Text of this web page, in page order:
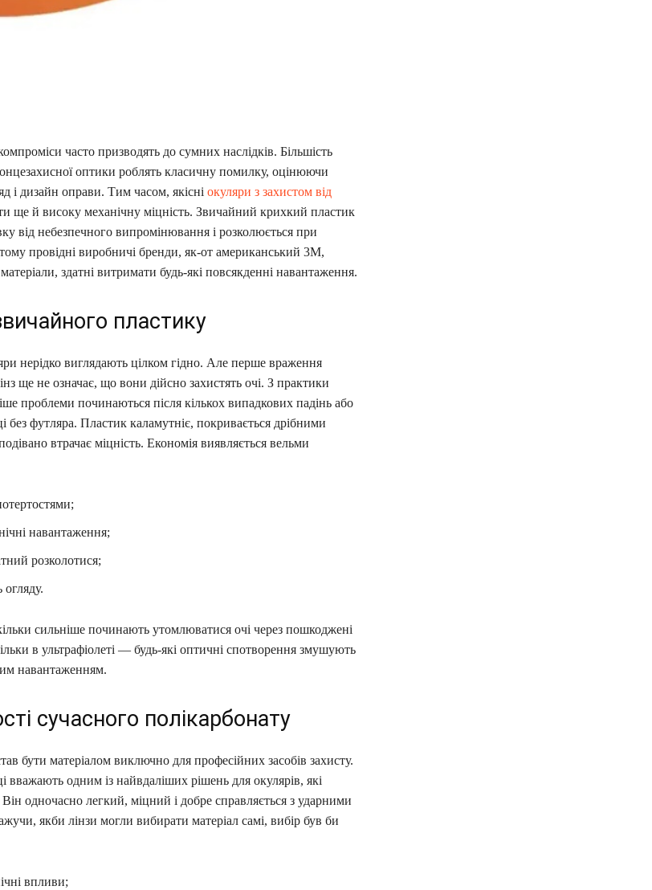
часто призводять до сумних наслідків. Більшість
оптики роблять класичну помилку, оцінюючи
і дизайн оправи. Тим часом, якісні окуляри з захистом від
ще й високу механічну міцність. Звичайний крихкий пластик
від небезпечного випромінювання і розколюється при
провідні виробничі бренди, як-от американський 3M,
здатні витримати будь-які повсякденні навантаження.
пластику
нерідко виглядають цілком гідно. Але перше враження
ще не означає, що вони дійсно захистять очі. З практики
проблеми починаються після кількох випадкових падінь або
без футляра. Пластик каламутніє, покривається дрібними
втрачає міцність. Економія виявляється вельми
навантаження;
розколотися;
огляду.
сильніше починають утомлюватися очі через пошкоджені
в ультрафіолеті — будь-які оптичні спотворення змушують
навантаженням.
сучасного полікарбонату
бути матеріалом виключно для професійних засобів захисту.
вважають одним із найвдаліших рішень для окулярів, які
одночасно легкий, міцний і добре справляється з ударними
якби лінзи могли вибирати матеріал самі, вибір був би
впливи;